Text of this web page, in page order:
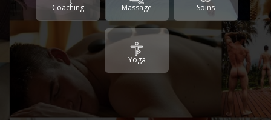
Coaching Massage Soins
Yoga